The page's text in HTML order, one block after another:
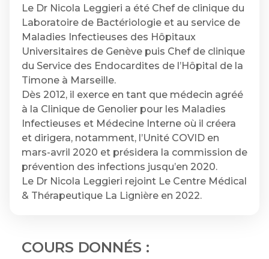
Le Dr Nicola Leggieri a été Chef de clinique du
Laboratoire de Bactériologie et au service de
Maladies Infectieuses des Hôpitaux
Universitaires de Genève puis Chef de clinique
du Service des Endocardites de l’Hôpital de la
Timone à Marseille.
Dès 2012, il exerce en tant que médecin agréé
à la Clinique de Genolier pour les Maladies
Infectieuses et Médecine Interne où il créera
et dirigera, notamment, l’Unité COVID en
mars-avril 2020 et présidera la commission de
prévention des infections jusqu’en 2020.
Le Dr Nicola Leggieri rejoint Le Centre Médical
& Thérapeutique La Lignière en 2022.
COURS DONNÉS :